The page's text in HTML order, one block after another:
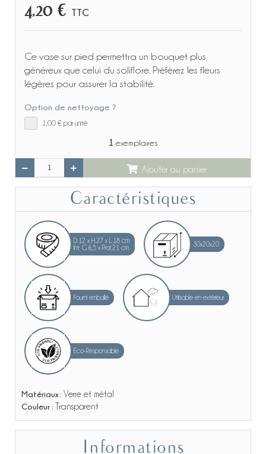
4,20 € TTC
Ce vase sur pied permettra un bouquet plus
généreux que celui du soliflore. Préférez les fleurs
légères pour assurer la stabilité.
Option de nettoyage ?
1,00 € par unité
1 exemplaires
Ajouter au panier
Caractéristiques
D.12 x H.27 x L.18 cm
Int: G.6,5 x Prof.21 cm
30x20x20
Fourni emballé Utilisable en extérieur
Eco-Responsable
Matériaux : Verre et métal
Couleur : Transparent